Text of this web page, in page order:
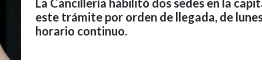
La Cancillería habilitó dos sedes en la
este trámite por orden de llegada, de
horario continuo.